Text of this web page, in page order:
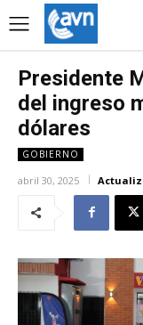
Presidente
del ingreso
dólares
GOBIERNO
abril 30, 2025